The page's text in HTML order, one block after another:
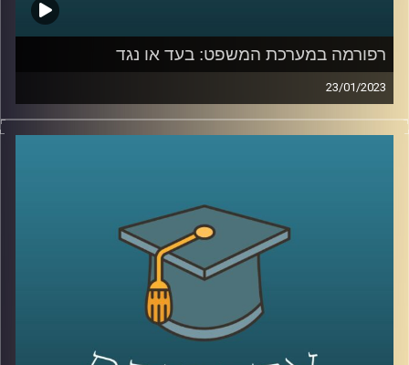
רפורמה במערכת המשפט: בעד או נגד
23/01/2023
בשבועות האחרונים מקדמת הממשלה רפורמה במערכת
המשפט. כתוצאה מכך, הרוחות במדינה סוערות. פרופסור יניב
AudioVersity